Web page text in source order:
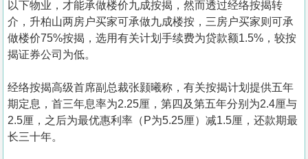
以下物业，才能承做楼价九成按揭，然而透过经络按揭转
介，升柏山两房户买家可承做九成楼按，三房户买家则可承
做楼价75%按揭，选用有关计划手续费为贷款额1.5%，较按
揭证券公司为低。
经络按揭高级首席副总裁张颢曦称，有关按揭计划提供五年
期定息，首三年息率为2.25厘，第四及第五年分别为2.4厘与
2.5厘，之后为最优惠利率（P为5.25厘）减1.5厘，还款期最
长三十年。